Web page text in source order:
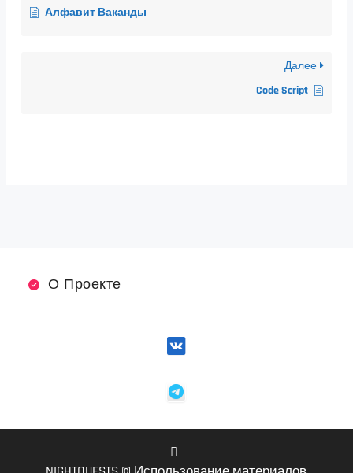
Алфавит Ваканды
Далее
Code Script
О Проекте